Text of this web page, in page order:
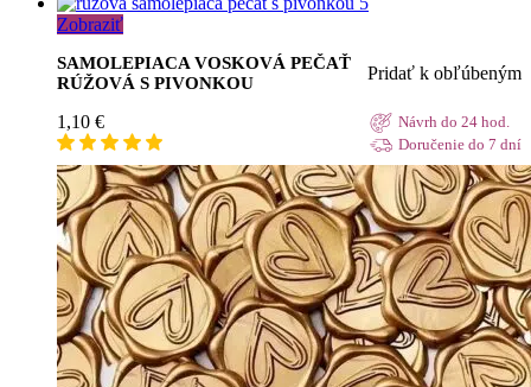
Zobraziť
SAMOLEPIACA VOSKOVÁ PEČAŤ
RÚŽOVÁ S PIVONKOU
Pridať k obľúbeným
1,10 €
Návrh do 24 hod.
Doručenie do 7 dní